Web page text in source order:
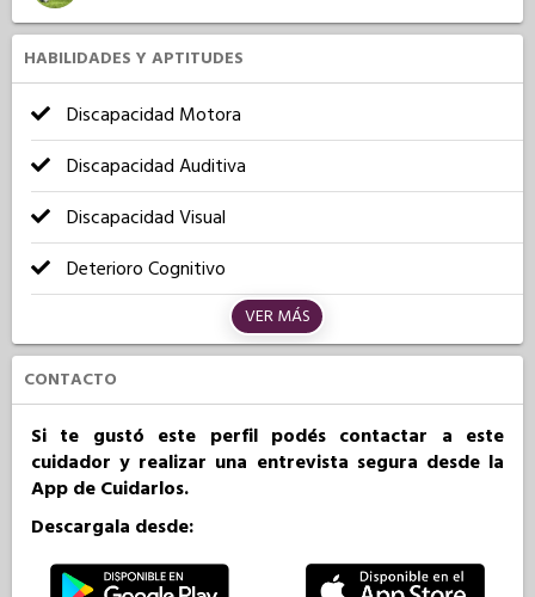
HABILIDADES Y APTITUDES
Discapacidad Motora
Discapacidad Auditiva
Discapacidad Visual
Deterioro Cognitivo
VER MÁS
CONTACTO
Si te gustó este perfil podés contactar a este
cuidador y realizar una entrevista segura desde la
App de Cuidarlos.
Descargala desde: